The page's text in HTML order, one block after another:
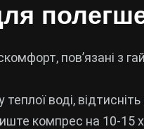
пов’язані з
воді,
компрес на 10-